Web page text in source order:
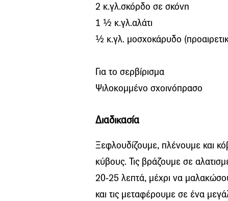
2 κ.γλ.σκόρδο σε σκόνη
1 ½ κ.γλ.αλάτι
½ κ.γλ. μοσχοκάρυδο
Για το σερβίρισμα
Ψιλοκομμένο σχοινόπρασο
Διαδικασία
Ξεφλουδίζουμε, πλένουμε και
κύβους. Τις βράζουμε σε
20-25 λεπτά, μέχρι να
και τις μεταφέρουμε σε ένα